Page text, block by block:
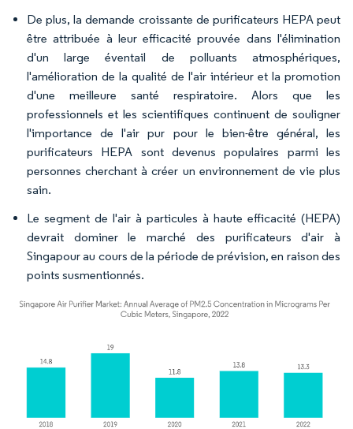
De plus, la demande croissante de purificateurs HEPA peut
être attribuée à leur efficacité prouvée dans l'élimination
d'un large éventail de polluants atmosphériques,
l'amélioration de la qualité de l'air intérieur et la promotion
d'une meilleure santé respiratoire. Alors que les
professionnels et les scientifiques continuent de souligner
l'importance de l'air pur pour le bien-être général, les
purificateurs HEPA sont devenus populaires parmi les
personnes cherchant à créer un environnement de vie plus
sain.
Le segment de l'air à particules à haute efficacité (HEPA)
devrait dominer le marché des purificateurs d'air à
Singapour au cours de la période de prévision, en raison des
points susmentionnés.